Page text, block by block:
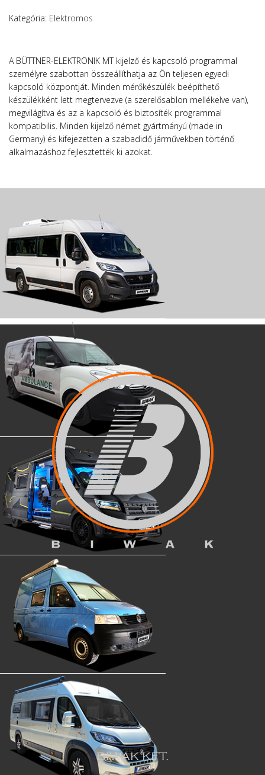
Kategória: Elektromos
A BÜTTNER-ELEKTRONIK MT kijelző és kapcsoló programmal
személyre szabottan összeállíthatja az Ön teljesen egyedi
kapcsoló központját. Minden mérőkészülék beépíthető
készülékként lett megtervezve (a szerelősablon mellékelve van),
megvilágítva és az a kapcsoló és biztosíték programmal
kompatibilis. Minden kijelző német gyártmányú (made in
Germany) és kifejezetten a szabadidő járművekben történő
alkalmazáshoz fejlesztették ki azokat.
BIWAK KFT.